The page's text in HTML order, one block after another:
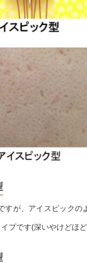
すが、アイスピック
イプです(深いやけどほ